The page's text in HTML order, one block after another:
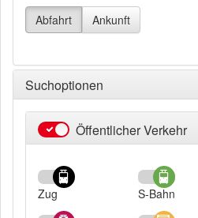
Abfahrt Ankunft
Suchoptionen
Öffentlicher
Öffentlicher Verkehr
Zug S-Bahn